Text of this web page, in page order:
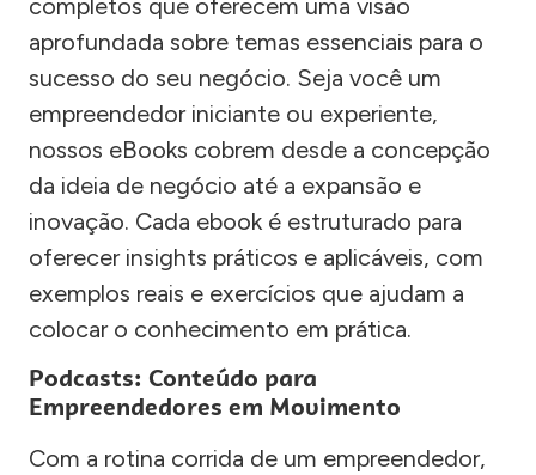
aprofundada sobre temas essenciais para o
sucesso do seu negócio. Seja você um
empreendedor iniciante ou experiente,
nossos eBooks cobrem desde a concepção
da ideia de negócio até a expansão e
inovação. Cada ebook é estruturado para
oferecer insights práticos e aplicáveis, com
exemplos reais e exercícios que ajudam a
colocar o conhecimento em prática.
Podcasts: Conteúdo para
Empreendedores em Movimento
Com a rotina corrida de um empreendedor,